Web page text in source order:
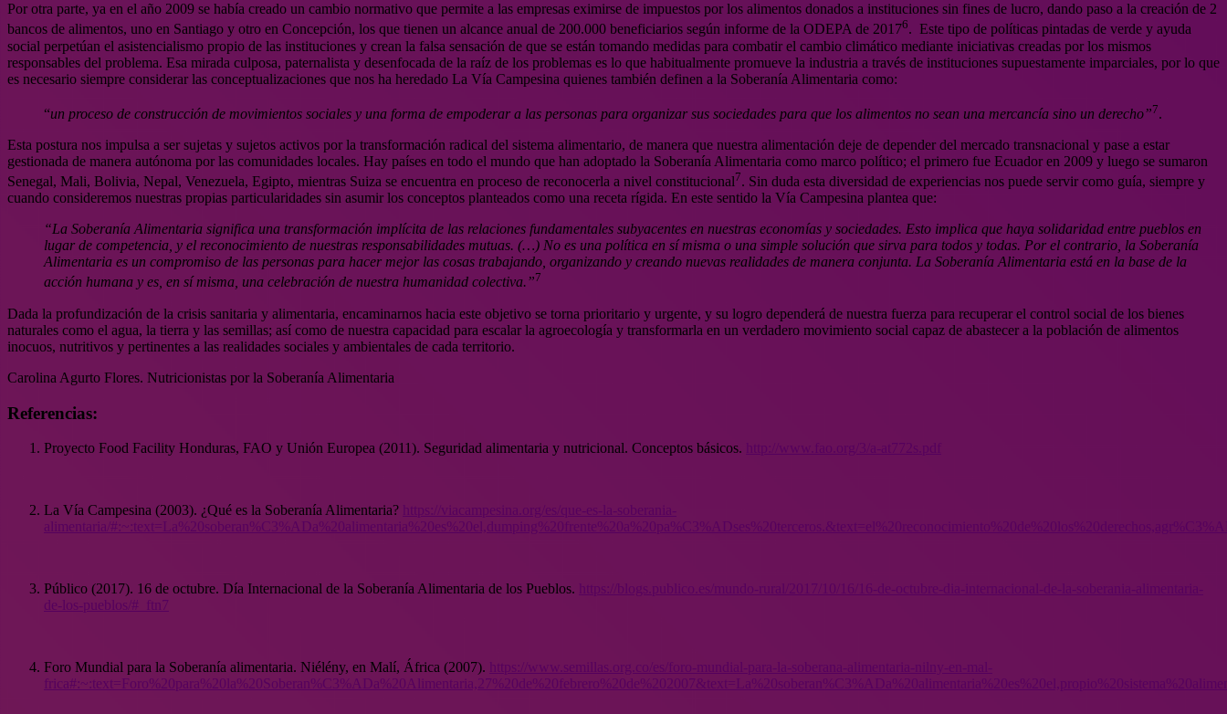
Por otra parte, ya en el año 2009 se había creado un cambio normativo que permite a las empresas eximirse de impuestos por los alimentos donados a instituciones sin fines de lucro, dando paso a la creación de 2
bancos de alimentos, uno en Santiago y otro en Concepción, los que tienen un alcance anual de 200.000 beneficiarios según informe de la ODEPA de 20176. Este tipo de políticas pintadas de verde y ayuda
social perpetúan el asistencialismo propio de las instituciones y crean la falsa sensación de que se están tomando medidas para combatir el cambio climático mediante iniciativas creadas por los mismos
responsables del problema. Esa mirada culposa, paternalista y desenfocada de la raíz de los problemas es lo que habitualmente promueve la industria a través de instituciones supuestamente imparciales, por lo que
es necesario siempre considerar las conceptualizaciones que nos ha heredado La Vía Campesina quienes también definen a la Soberanía Alimentaria como:
“un proceso de construcción de movimientos sociales y una forma de empoderar a las personas para organizar sus sociedades para que los alimentos no sean una mercancía sino un derecho”7.
Esta postura nos impulsa a ser sujetas y sujetos activos por la transformación radical del sistema alimentario, de manera que nuestra alimentación deje de depender del mercado transnacional y pase a estar
gestionada de manera autónoma por las comunidades locales. Hay países en todo el mundo que han adoptado la Soberanía Alimentaria como marco político; el primero fue Ecuador en 2009 y luego se sumaron
Senegal, Mali, Bolivia, Nepal, Venezuela, Egipto, mientras Suiza se encuentra en proceso de reconocerla a nivel constitucional7. Sin duda esta diversidad de experiencias nos puede servir como guía, siempre y
cuando consideremos nuestras propias particularidades sin asumir los conceptos planteados como una receta rígida. En este sentido la Vía Campesina plantea que:
“La Soberanía Alimentaria significa una transformación implícita de las relaciones fundamentales subyacentes en nuestras economías y sociedades. Esto implica que haya solidaridad entre pueblos en
lugar de competencia, y el reconocimiento de nuestras responsabilidades mutuas. (…) No es una política en sí misma o una simple solución que sirva para todos y todas. Por el contrario, la Soberanía
Alimentaria es un compromiso de las personas para hacer mejor las cosas trabajando, organizando y creando nuevas realidades de manera conjunta. La Soberanía Alimentaria está en la base de la
acción humana y es, en sí misma, una celebración de nuestra humanidad colectiva.”7
Dada la profundización de la crisis sanitaria y alimentaria, encaminarnos hacia este objetivo se torna prioritario y urgente, y su logro dependerá de nuestra fuerza para recuperar el control social de los bienes
naturales como el agua, la tierra y las semillas; así como de nuestra capacidad para escalar la agroecología y transformarla en un verdadero movimiento social capaz de abastecer a la población de alimentos
inocuos, nutritivos y pertinentes a las realidades sociales y ambientales de cada territorio.
Carolina Agurto Flores. Nutricionistas por la Soberanía Alimentaria
Referencias:
Proyecto Food Facility Honduras, FAO y Unión Europea (2011). Seguridad alimentaria y nutricional. Conceptos básicos.
La Vía Campesina (2003). ¿Qué es la Soberanía Alimentaria?
alimentaria/
Público (2017). 16 de octubre. Día Internacional de la Soberanía Alimentaria de los Pueblos.
de-los-pueblos/#_ftn7
Foro Mundial para la Soberanía alimentaria. Niélény, en Malí, África (2007).
https://www.semillas.org.co/es/foro-mundial-para-la-soberana-alimentaria-nilny-en-mal-